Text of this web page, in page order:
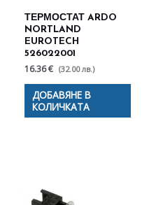
ТЕРМОСТАТ ARDO
NORTLAND
EUROTECH
526022001
16.36 € (32.00 лв.)
ДОБАВЯНЕ В
КОЛИЧКАТА